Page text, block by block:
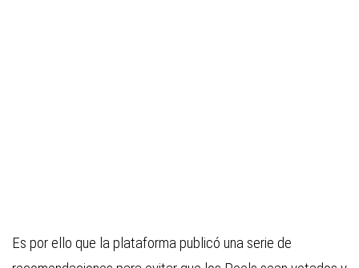
Es por ello que la plataforma publicó una serie de